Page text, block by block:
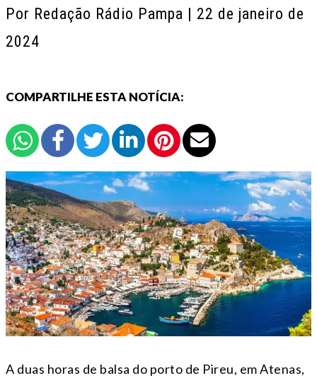
Por Redação Rádio Pampa | 22 de janeiro de
2024
COMPARTILHE ESTA NOTÍCIA:
A duas horas de balsa do porto de Pireu, em Atenas,